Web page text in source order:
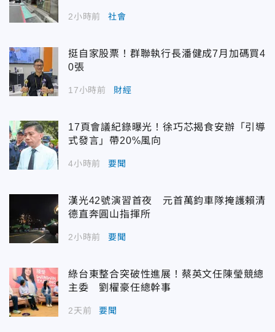
2小時前 社會
挺自家股票！群聯執行長潘健成7月加碼買4
0張
17小時前 財經
17頁會議紀錄曝光！徐巧芯揭食安辦「引導
式發言」帶20%風向
4小時前 要聞
漢光42號演習首夜 元首萬鈞車隊掩護賴清
德直奔圓山指揮所
2小時前 要聞
綠台東整合突破性進展！蔡英文任陳瑩競總
主委 劉櫂豪任總幹事
2天前 要聞